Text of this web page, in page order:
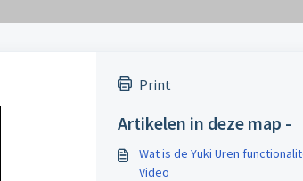
Print
Artikelen in deze map -
Wat is de Yuki Uren
Video